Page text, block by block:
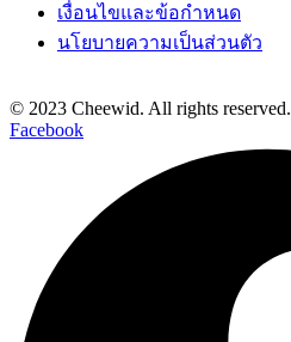
เงื่อนไขและข้อกำหนด
นโยบายความเป็นส่วนตัว
© 2023 Cheewid. All rights reserved.
Facebook